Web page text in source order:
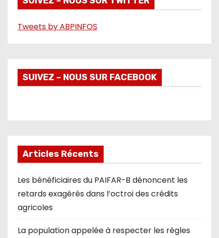
o
Tweets by ABPINFOS
SUIVEZ – NOUS SUR FACEBOOK
Articles Récents
Les bénéficiaires du PAIFAR-B dénoncent les
retards exagérés dans l’octroi des crédits
agricoles
La population appelée à respecter les règles